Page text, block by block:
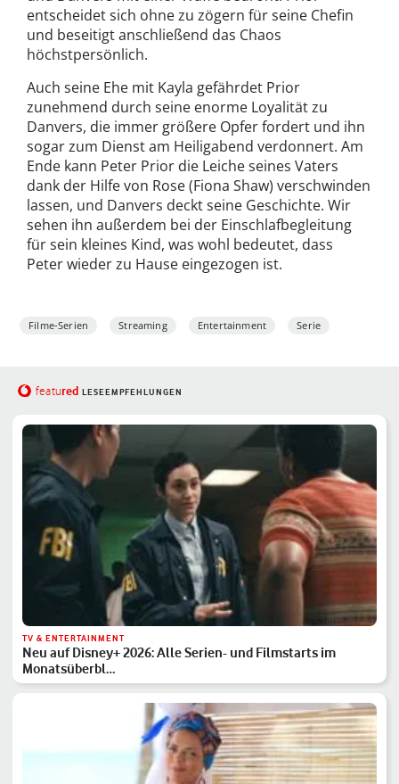
entscheidet sich ohne zu zögern für seine Chefin
und beseitigt anschließend das Chaos
höchstpersönlich.
Auch seine Ehe mit Kayla gefährdet Prior
zunehmend durch seine enorme Loyalität zu
Danvers, die immer größere Opfer fordert und ihn
sogar zum Dienst am Heiligabend verdonnert. Am
Ende kann Peter Prior die Leiche seines Vaters
dank der Hilfe von Rose (Fiona Shaw) verschwinden
lassen, und Danvers deckt seine Geschichte. Wir
sehen ihn außerdem bei der Einschlafbegleitung
für sein kleines Kind, was wohl bedeutet, dass
Peter wieder zu Hause eingezogen ist.
Filme-Serien Streaming Entertainment Serie
featured LESEEMPFEHLUNGEN
TV & ENTERTAINMENT
Neu auf Disney+ 2026: Alle Serien- und Filmstarts im
Monatsüberbl…